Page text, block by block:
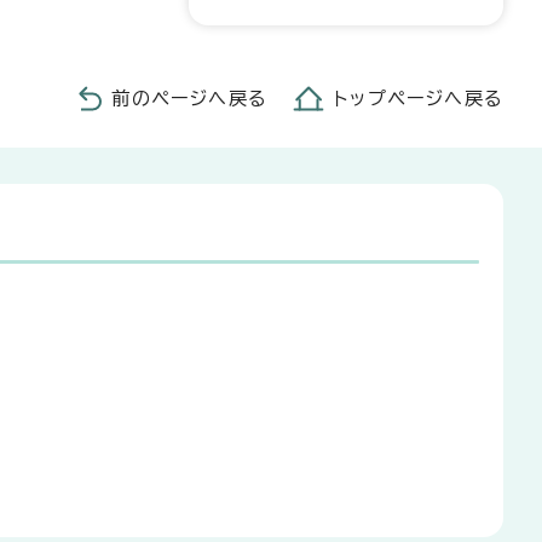
前のページへ戻る トップページへ戻る